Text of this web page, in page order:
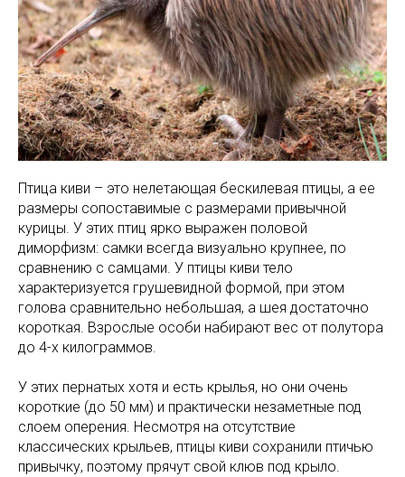
Птица киви – это нелетающая бескилевая птицы, а ее
размеры сопоставимые с размерами привычной
курицы. У этих птиц ярко выражен половой
диморфизм: самки всегда визуально крупнее, по
сравнению с самцами. У птицы киви тело
характеризуется грушевидной формой, при этом
голова сравнительно небольшая, а шея достаточно
короткая. Взрослые особи набирают вес от полутора
до 4-х килограммов.
У этих пернатых хотя и есть крылья, но они очень
короткие (до 50 мм) и практически незаметные под
слоем оперения. Несмотря на отсутствие
классических крыльев, птицы киви сохранили птичью
привычку, поэтому прячут свой клюв под крыло.